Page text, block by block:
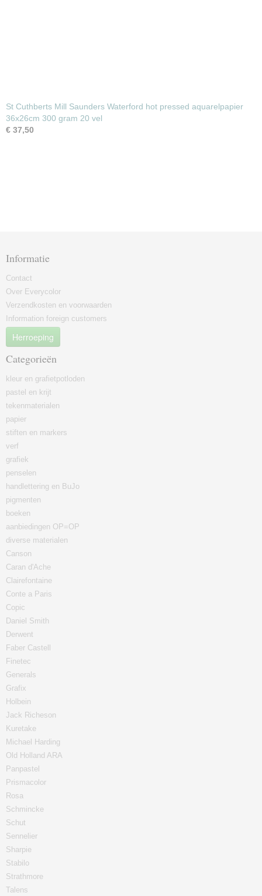
St Cuthberts Mill Saunders Waterford hot pressed aquarelpapier
36x26cm 300 gram 20 vel
€ 37,50
Informatie
Contact
Over Everycolor
Verzendkosten en voorwaarden
Information foreign customers
Herroeping
Categorieën
kleur en grafietpotloden
pastel en krijt
tekenmaterialen
papier
stiften en markers
verf
grafiek
penselen
handlettering en BuJo
pigmenten
boeken
aanbiedingen OP=OP
diverse materialen
Canson
Caran d'Ache
Clairefontaine
Conte a Paris
Copic
Daniel Smith
Derwent
Faber Castell
Finetec
Generals
Grafix
Holbein
Jack Richeson
Kuretake
Michael Harding
Old Holland ARA
Panpastel
Prismacolor
Rosa
Schmincke
Schut
Sennelier
Sharpie
Stabilo
Strathmore
Talens